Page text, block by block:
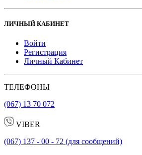
ЛИЧНЫЙ КАБИНЕТ
Войти
Регистрация
Личный Кабинет
ТЕЛЕФОНЫ
(067) 13 70 072
VIBER
(067) 137 - 00 - 72 (для сообщений)